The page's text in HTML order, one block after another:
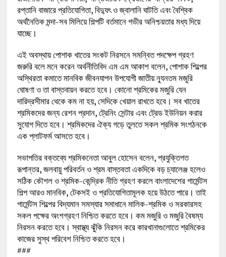
রপ্তানি বাজারে প্রতিযোগিতা, বিদ্যুৎ ও জ্বালানি ঘাটতি এবং বৈশ্বিক
অর্থনৈতিক মন্দা-সব মিলিয়ে শিল্পটি বর্তমানে গভীর অনিশ্চয়তার মধ্য দিয়ে
যাচ্ছে।
এই অবস্থায় পোশাক খাতের সংকট নিরসনে সমন্বিত পদক্ষেপ গ্রহণ
জরুরি বলে মনে করেন অর্থনীতিবিদ এম এম আকাশ বলেন, পোশাক শিল্পের
অস্থিরতা কমাতে মানবিক জীবনযাপন উপযোগী জাতীয় ন্যূনতম মজুরি
ঘোষণা ও তা বাস্তবায়ন করতে হবে। কোনো শ্রমিকের মজুরি যেন
দারিদ্রসীমার থেকে কম না হয়, সেদিকে খেয়াল রাখতে হবে। সব খাতের
শ্রমিকদের জন্য রেশন প্রদান, ট্রেনিং সেন্টার এবং ট্রেড ইউনিয়ন করার
সুযোগ দিতে হবে। শ্রমিকদের ঐক্য গড়ে তুলতে সকল শ্রমিক সংগঠনকে
এক প্লাটফর্ম আসতে হবে।
সভাপতির বক্তব্যে শ্রমিকনেতা আবুল হোসেন বলেন, প্রযুক্তিগত
রূপান্তর, জলবায়ু পরিবর্তন ও শ্রম বাস্তবতা একদিকে বড় চ্যালেঞ্জ হলেও
সঠিক কৌশল ও শ্রমিক-কেন্দ্রিক নীতি গ্রহণ করলে বাংলাদেশের গার্মেন্টস
শিল্প আরও মানবিক, টেকসই ও প্রতিযোগিতামূলক হয়ে উঠতে পারে। তাই
গার্মেন্টস শিল্পের বিদ্যমান সমস্যার সমাধানে মালিক-শ্রমিক ও সরকারসহ
সকল পক্ষের অংশগ্রহণ নিশ্চিত করতে হবে। কম মজুরি ও মজুরি বৈষম্য
নিরসন করতে হবে। স্বাস্থ্য ঝুঁকি নিরসন করে কারখানাগুলোতে শ্রমিকের
কাজের সুস্থ পরিবেশ নিশ্চিত করতে হবে।
###